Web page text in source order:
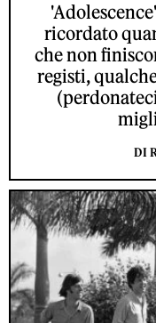
ricordato
che non
registi,
DI